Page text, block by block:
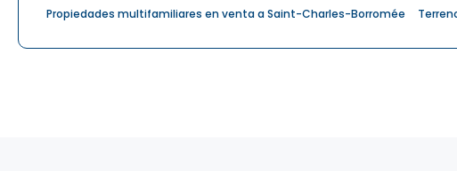
Propiedades multifamiliares en venta a Saint-Charles-Borromée